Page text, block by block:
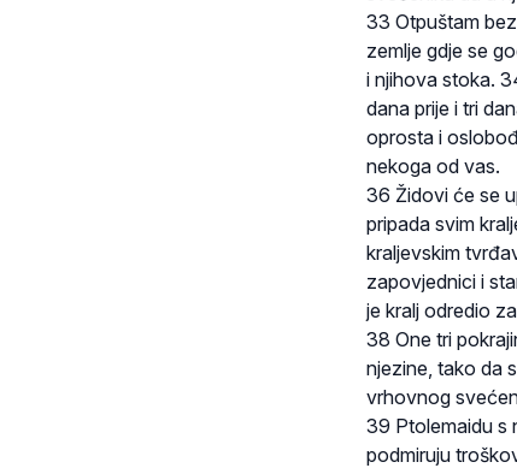
33 Otpuštam
zemlje gdje se
i njihova stoka.
dana prije i tri
oprosta i
nekoga od vas.
36 Židovi će se
pripada svim
kraljevskim
zapovjednici i
je kralj odredio
38 One tri
njezine, tako da
vrhovnog
39 Ptolemaidu s
podmiruju